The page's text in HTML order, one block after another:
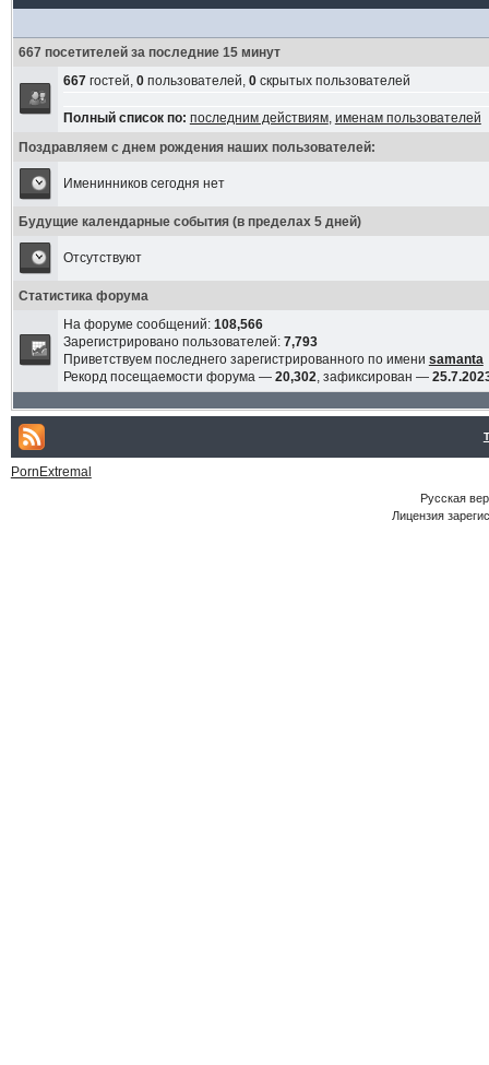
667 посетителей за последние 15 минут
667гостей, 0пользователей, 0скрытых пользователей
Полный список по: последним действиям, именам пользователей
Поздравляем с днем рождения наших пользователей:
Именинников сегодня нет
Будущие календарные события (в пределах 5 дней)
Отсутствуют
Статистика форума
На форуме сообщений: 108,566
Зарегистрировано пользователей: 7,793
Приветствуем последнего зарегистрированного по имени samanta
Рекорд посещаемости форума — 20,302, зафиксирован —
PornExtremal
Русская
Лицензия